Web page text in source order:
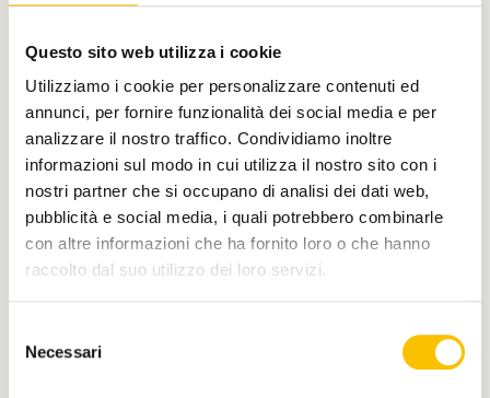
Questo sito web utilizza i cookie
Utilizziamo i cookie per personalizzare contenuti ed
annunci, per fornire funzionalità dei social media e per
analizzare il nostro traffico. Condividiamo inoltre
informazioni sul modo in cui utilizza il nostro sito con i
nostri partner che si occupano di analisi dei dati web,
pubblicità e social media, i quali potrebbero combinarle
con altre informazioni che ha fornito loro o che hanno
raccolto dal suo utilizzo dei loro servizi.
delNecessari